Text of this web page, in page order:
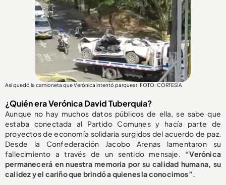
Así quedó la camioneta que Verónica intentó parquear. FOTO: CORTESÍA
¿Quién era Verónica David Tuberquia?
Aunque no hay muchos datos públicos de ella, se sabe que
estaba conectada al Partido Comunes y hacía parte de
proyectos de economía solidaria surgidos del acuerdo de paz.
Desde la Confederación Jacobo Arenas lamentaron su
fallecimiento a través de un sentido mensaje. “Verónica
permanecerá en nuestra memoria por su calidad humana, su
calidez y el cariño que brindó a quienes la conocimos”.